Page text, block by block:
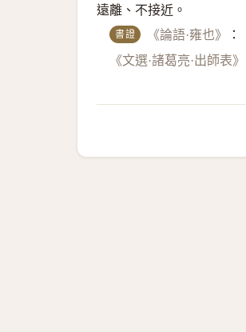
遠離、不接近。
書證 《論語·雍也》 ：
《文選·諸葛亮·出師表》